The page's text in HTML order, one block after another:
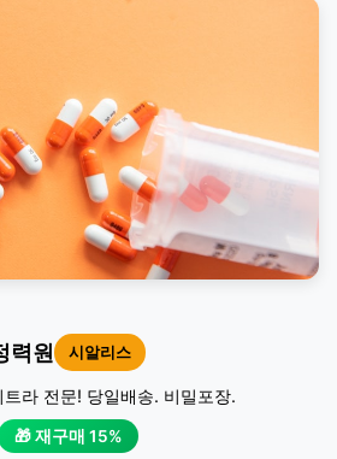
력원 시알리스
라 전문! 당일배송. 비밀포장.
🎁 재구매 15%